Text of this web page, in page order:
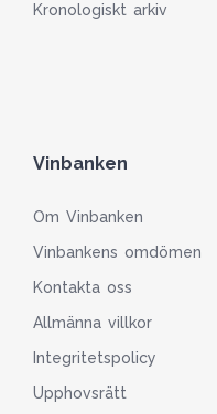
Kronologiskt arkiv
Vinbanken
Om Vinbanken
Vinbankens omdömen
Kontakta oss
Allmänna villkor
Integritetspolicy
Upphovsrätt